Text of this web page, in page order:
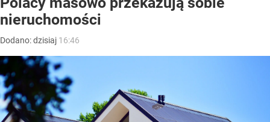
nieruchomości
Dodano:dzisiaj 16:46